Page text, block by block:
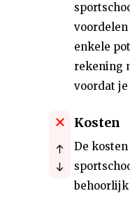
enkele
rekening
voordat
Kosten
De